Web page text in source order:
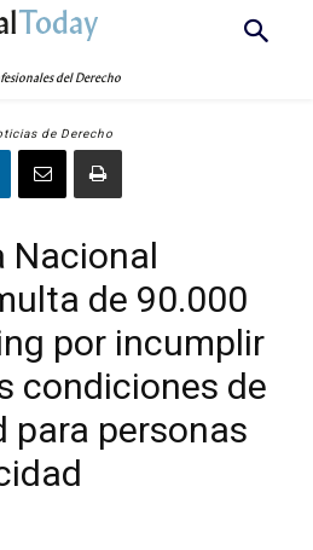
Today
del Derecho
de Derecho
Nacional
de 90.000
por incumplir
condiciones de
para personas